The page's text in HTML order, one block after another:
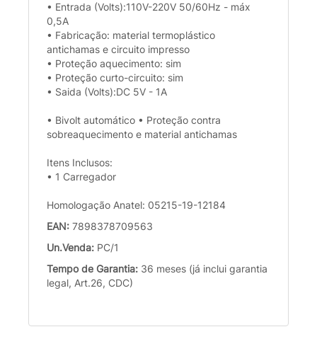
• Entrada (Volts):110V-220V 50/60Hz - máx
0,5A
• Fabricação: material termoplástico
antichamas e circuito impresso
• Proteção aquecimento: sim
• Proteção curto-circuito: sim
• Saida (Volts):DC 5V - 1A
• Bivolt automático • Proteção contra
sobreaquecimento e material antichamas
Itens Inclusos:
• 1 Carregador
Homologação Anatel: 05215-19-12184
EAN: 7898378709563
Un.Venda: PC/1
Tempo de Garantia: 36 meses (já inclui garantia
legal, Art.26, CDC)